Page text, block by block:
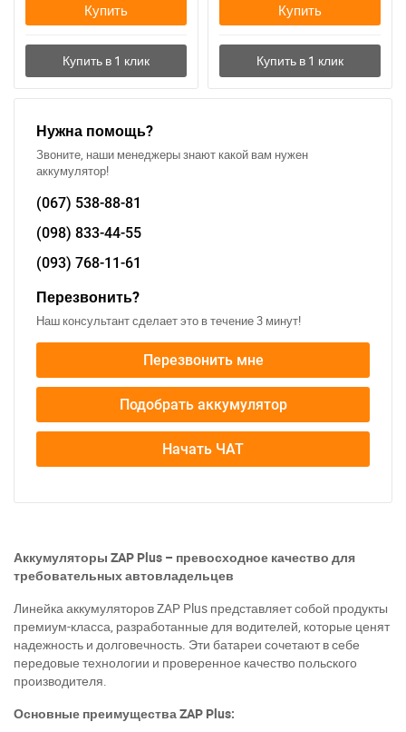
Купить Купить
Нужна помощь?
Звоните, наши менеджеры знают какой вам нужен
аккумулятор!
(067) 538-88-81
(098) 833-44-55
(093) 768-11-61
Перезвонить?
Наш консультант сделает это в течение 3 минут!
Перезвонить мне
Подобрать аккумулятор
Начать ЧАТ
Аккумуляторы ZAP Plus – превосходное качество для
требовательных автовладельцев
Линейка аккумуляторов ZAP Plus представляет собой продукты
премиум-класса, разработанные для водителей, которые ценят
надежность и долговечность. Эти батареи сочетают в себе
передовые технологии и проверенное качество польского
производителя.
Основные преимущества ZAP Plus:
При отсутствии связи - пишите, звоните в Viber /
Написать в Viber